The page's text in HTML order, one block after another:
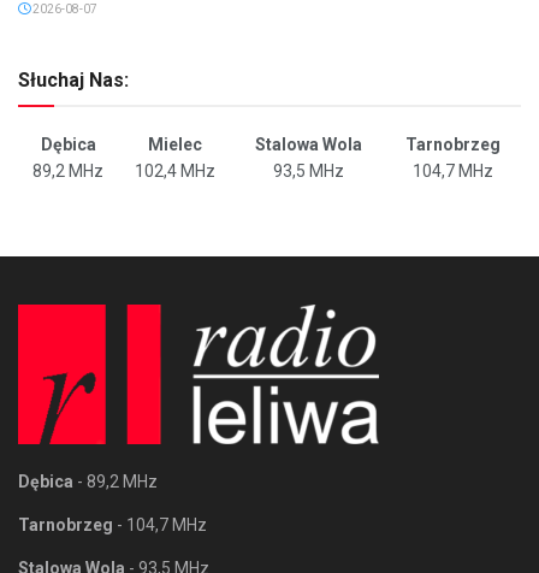
2026-08-07
Słuchaj Nas:
Dębica Mielec Stalowa Wola
Tarnobrzeg
89,2 MHz
102,4 MHz 93,5 MHz 104,7 MHz
Dębica - 89,2 MHz
Tarnobrzeg - 104,7 MHz
Stalowa Wola - 93,5 MHz